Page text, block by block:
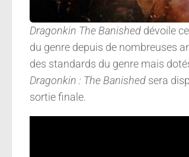
Dragonkin The Banished dévoile
du genre depuis de nombreuses
des standards du genre mais
Dragonkin : The Banished sera
sortie finale.